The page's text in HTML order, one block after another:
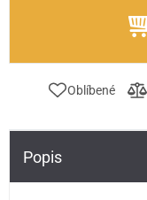
Oblíbené
Popis